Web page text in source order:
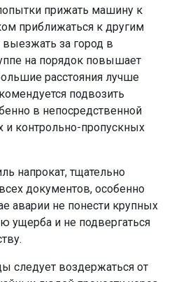
прижать машину к
приближаться к другим
за город в
на порядок повышает
расстояния лучше
подвозить
в непосредственной
и контрольно-пропускных
напрокат, тщательно
документов, особенно
аварии не понести крупных
ущерба и не подвергаться
следует воздержаться от